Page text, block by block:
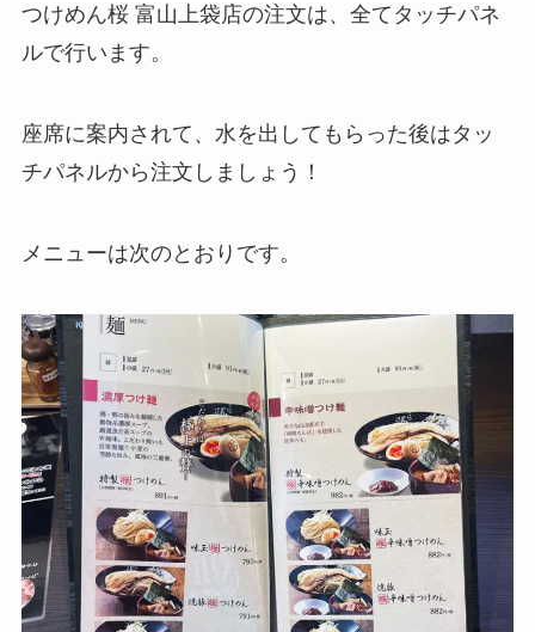
つけめん桜 富山上袋店の注文は、全てタッチパネ
ルで行います。
座席に案内されて、水を出してもらった後はタッ
チパネルから注文しましょう！
メニューは次のとおりです。